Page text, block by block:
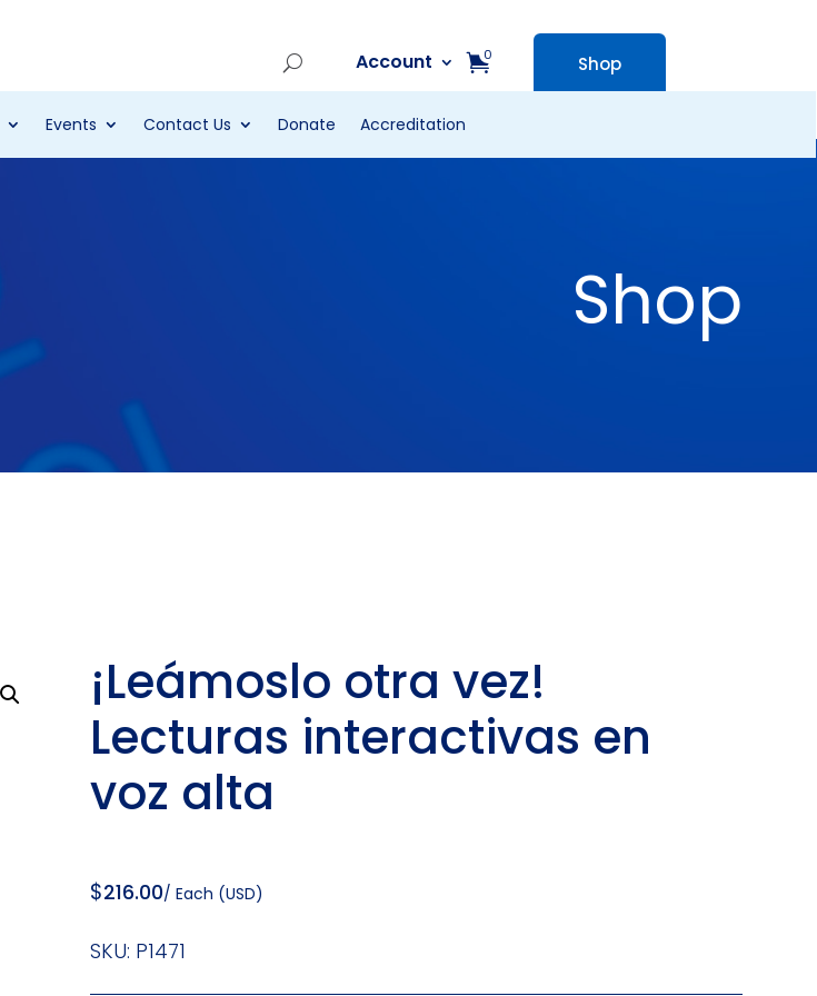
Account 0 Shop
Events Contact Us Donate Accreditation
Shop
¡Leámoslo otra vez!
Lecturas interactivas en
voz alta
$216.00/ Each (USD)
SKU: P1471